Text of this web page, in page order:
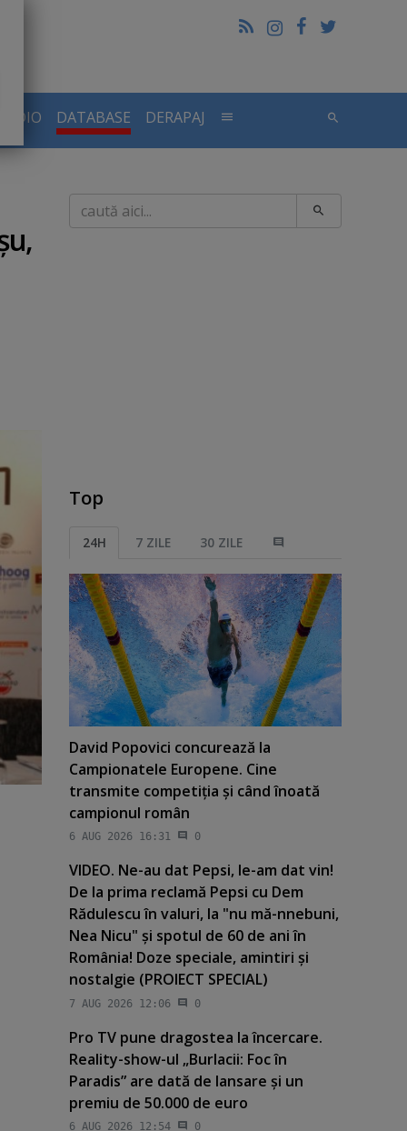
DATABASE DERAPAJ
Caută
Top
24H 7 ZILE 30 ZILE
David Popovici concurează la
Campionatele Europene. Cine
transmite competiţia şi când înoată
campionul român
6 AUG 2026 16:31 0
VIDEO. Ne-au dat Pepsi, le-am dat vin!
De la prima reclamă Pepsi cu Dem
Rădulescu în valuri, la "nu mă-nnebuni,
Nea Nicu" şi spotul de 60 de ani în
România! Doze speciale, amintiri şi
nostalgie (PROIECT SPECIAL)
7 AUG 2026 12:06 0
Pro TV pune dragostea la încercare.
Reality-show-ul „Burlacii: Foc în
Paradis” are dată de lansare şi un
premiu de 50.000 de euro
6 AUG 2026 12:54 0